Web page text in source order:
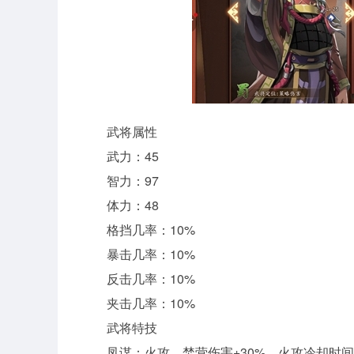
武将属性
武力：45
智力：97
体力：48
格挡几率：10%
暴击几率：10%
反击几率：10%
夹击几率：10%
武将特技